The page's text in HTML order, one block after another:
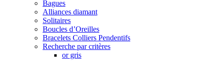
Bagues
Alliances diamant
Solitaires
Boucles d’Oreilles
Bracelets Colliers Pendentifs
Recherche par critères
or gris